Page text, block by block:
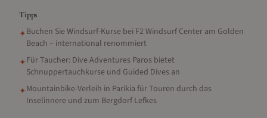
Tipps
✦Buchen Sie Windsurf-Kurse bei F2 Windsurf Center am Golden
Beach – international renommiert
✦Für Taucher: Dive Adventures Paros bietet
Schnuppertauchkurse und Guided Dives an
✦Mountainbike-Verleih in Parikia für Touren durch das
Inselinnere und zum Bergdorf Lefkes